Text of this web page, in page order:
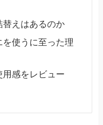
替えはあるのか
使うに至った理
感をレビュー